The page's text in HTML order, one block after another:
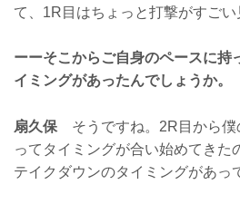
て、1R目はちょっと打撃がすごい
ーーそこからご自身のペースに持
イミングがあったんでしょうか。
扇久保 そうですね。2R目から僕
ってタイミングが合い始めてきた
テイクダウンのタイミングがあっ